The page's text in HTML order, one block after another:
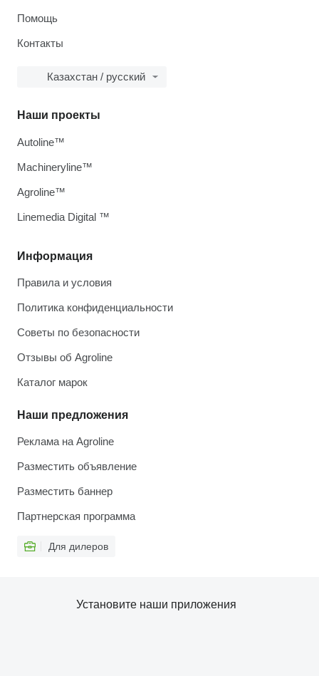
Помощь
Контакты
Казахстан / русский
Информация
Правила и условия
Политика конфиденциальности
Советы по безопасности
Отзывы об Agroline
Каталог марок
Наши предложения
Реклама на Agroline
Разместить объявление
Разместить баннер
Партнерская программа
Для дилеров
Наши проекты
Autoline™
Machineryline™
Agroline™
Linemedia Digital ™
Установите наши приложения